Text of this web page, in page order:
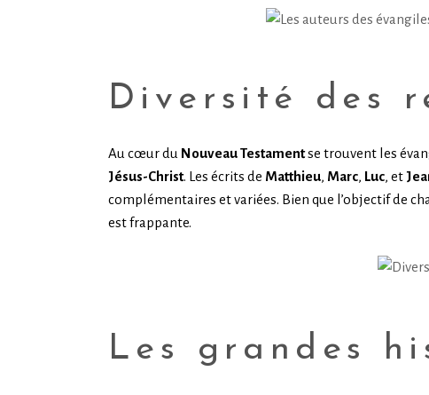
Diversité des
Au cœur du Nouveau Testamentse trouvent les
Jésus-Christ. Les écrits de Matthieu, Marc, Luc, et
complémentaires et variées. Bien que l’objectif de
est frappante.
Les grandes